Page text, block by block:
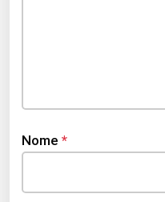
Nome *